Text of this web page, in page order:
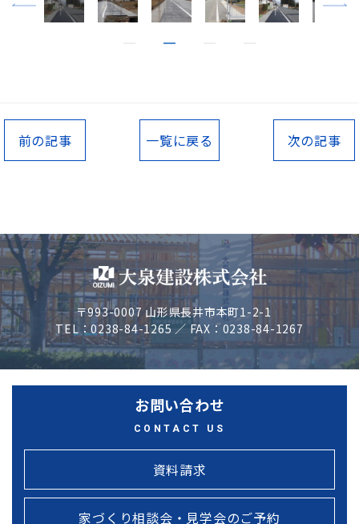
前の記事 一覧に戻る 次の記事
〒993-0007 山形県長井市本町1-2-1
TEL：0238-84-1265 ／ FAX：0238-84-1267
お問い合わせ
CONTACT US
資料請求
家づくり相談会・見学会のご予約